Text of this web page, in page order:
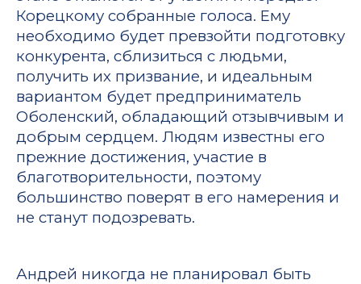
Корецкому собранные голоса. Ему
необходимо будет превзойти подготовку
конкурента, сблизиться с людьми,
получить их призвание, и идеальным
вариантом будет предприниматель
Оболенский, обладающий отзывчивым и
добрым сердцем. Людям известны его
прежние достижения, участие в
благотворительности, поэтому
большинство поверят в его намерения и
не станут подозревать.
Андрей никогда не планировал быть